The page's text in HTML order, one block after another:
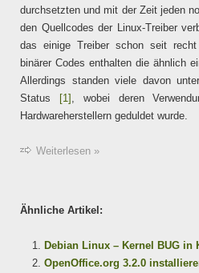
durchsetzten und mit der Zeit jeden
den Quellcodes der Linux-Treiber
das einige Treiber schon seit
binärer Codes enthalten die ähnlich
Allerdings standen viele davon
Status [1] , wobei deren
Hardwareherstellern geduldet wurde.
Weiterlesen »
Ähnliche Artikel:
Debian Linux – Kernel BUG in
OpenOffice.org 3.2.0